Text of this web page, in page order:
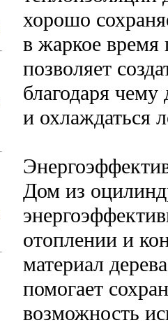
хорошо
в жаркое время
позволяет
благодаря
и охлаждаться
Дом из
отоплении и
материал
помогает
возможность